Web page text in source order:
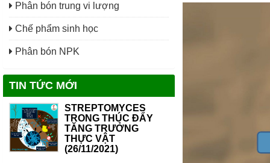
Phân bón trung vi lượng
Chế phẩm sinh học
Phân bón NPK
TIN TỨC MỚI
STREPTOMYCES
TRONG THÚC ĐẨY
TĂNG TRƯỞNG
THỰC VẬT
(26/11/2021)